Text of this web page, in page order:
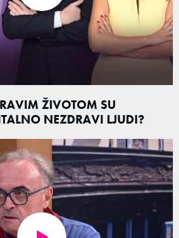
ŽIVOTOM SU
NEZDRAVI LJUDI?